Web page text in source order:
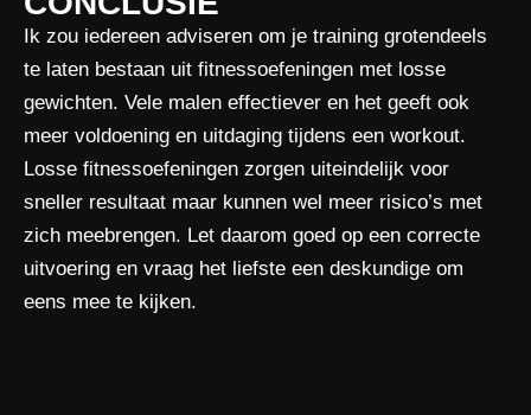
Ik zou iedereen adviseren om je training grotendeels
te laten bestaan uit fitnessoefeningen met losse
gewichten. Vele malen effectiever en het geeft ook
meer voldoening en uitdaging tijdens een workout.
Losse fitnessoefeningen zorgen uiteindelijk voor
sneller resultaat maar kunnen wel meer risico’s met
zich meebrengen. Let daarom goed op een correcte
uitvoering en vraag het liefste een deskundige om
eens mee te kijken.